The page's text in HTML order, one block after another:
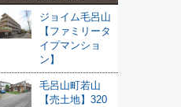
ジョイム毛呂山
【ファミリータ
イプマンショ
ン】
毛呂山町若山
【売土地】320